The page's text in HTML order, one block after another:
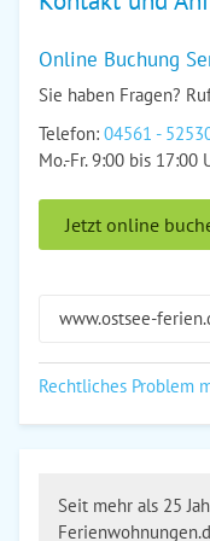
Online Buchung
Sie haben Fragen?
Telefon: 04561 -
Mo.-Fr. 9:00 bis 17:00
Jetzt online
www.ostsee-
Rechtliches Problem
Seit mehr als 25